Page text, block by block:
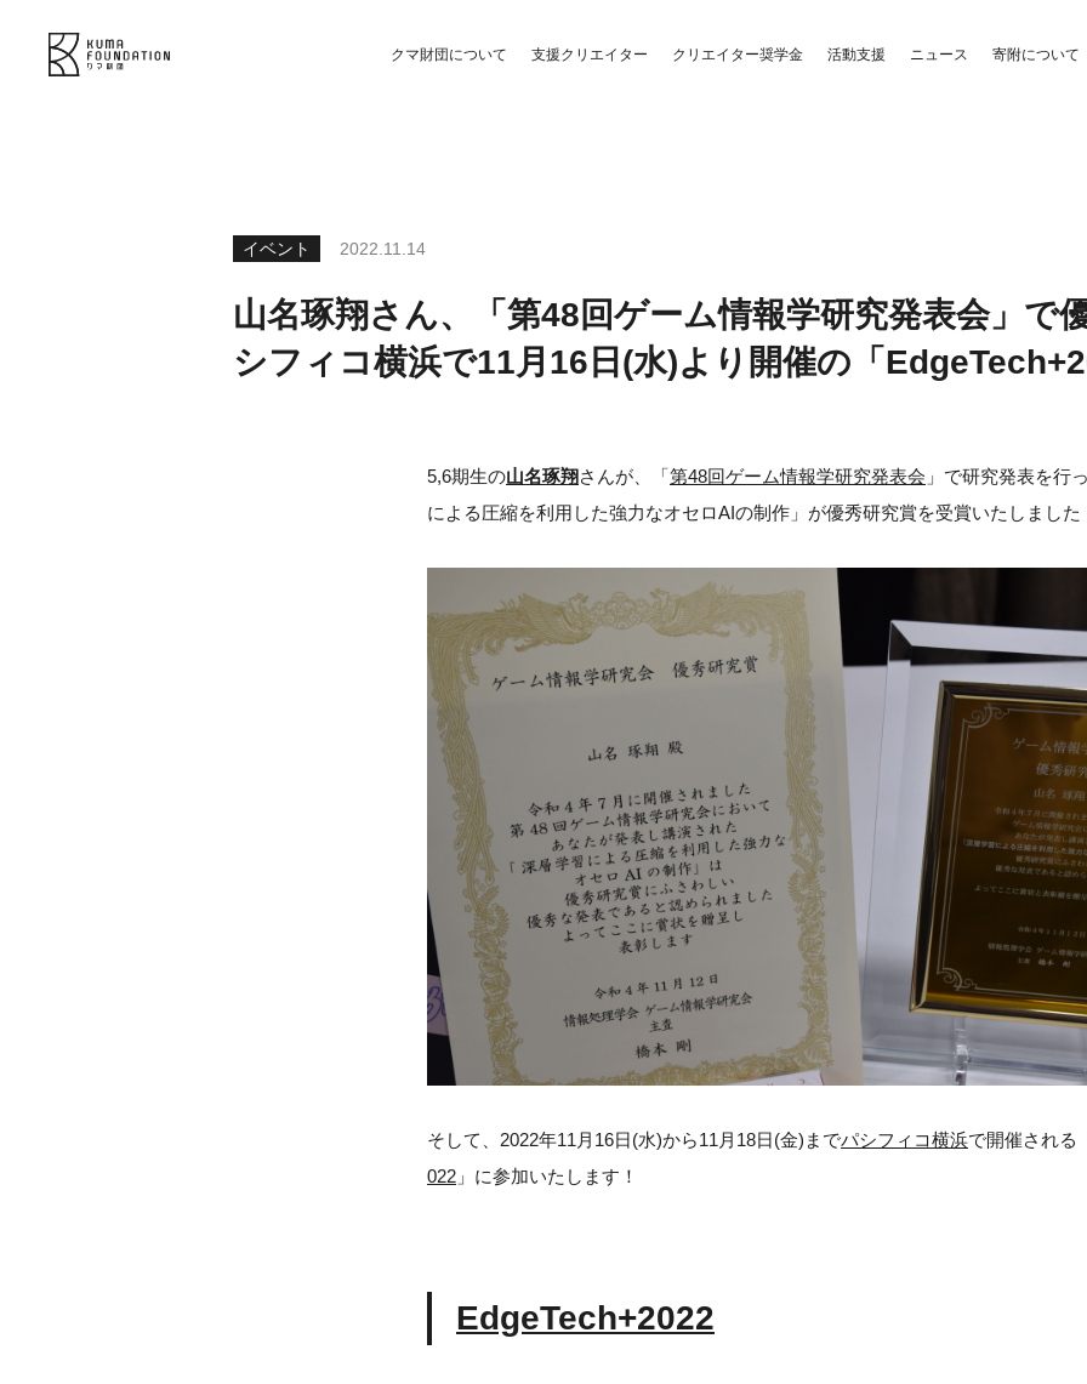
クマ財団について 支援クリエイター クリエイター奨学金 活動支援 ニュース 寄附について
イベント 2022.11.14
山名琢翔さん、「第48回ゲーム情報学研究発表会」で
シフィコ横浜で11月16日(水)より開催の「
5,6期生の山名琢翔さんが、「第48回ゲーム情報学研究発表会 」で研究発表を行
による圧縮を利用した強力なオセロAIの制作」が優秀研究賞を受賞いたしました
そして、2022年11月16日(水)から11月18日(金)までパシフィコ横浜で開催される
022 」に参加いたします！
EdgeTech+2022